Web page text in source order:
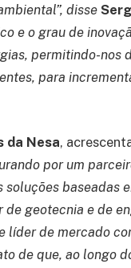
disse
e o grau de
permitindo-nos
para
da Nesa,
por um
baseadas
geotecnia e de
de mercado
de que, ao longo